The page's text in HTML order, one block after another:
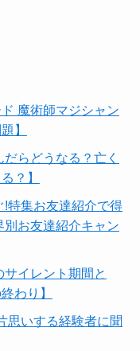
魔術師マジシャン
】
らどうなる？亡く
？】
!特集お友達紹介で得
お友達紹介キャン
イレント期間と
わり】
思いする経験者に聞